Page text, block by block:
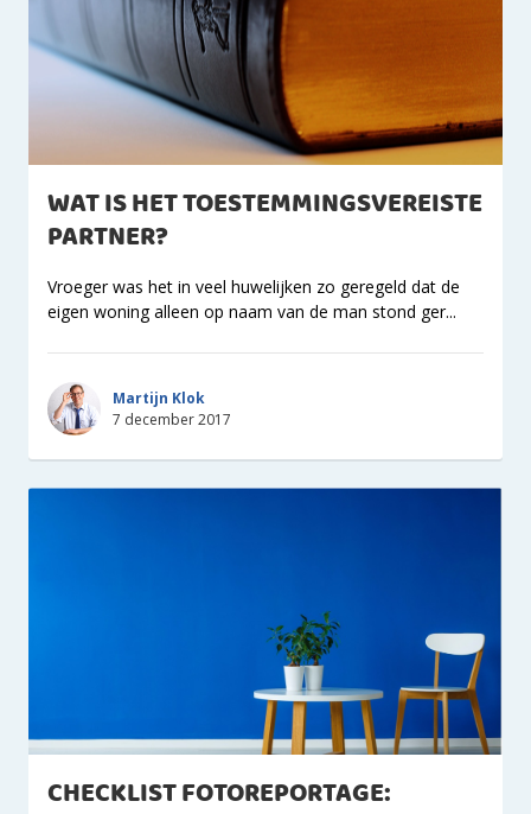
WAT IS HET TOESTEMMINGSVEREISTE
PARTNER?
Vroeger was het in veel huwelijken zo geregeld dat de
eigen woning alleen op naam van de man stond ger...
Martijn Klok
7 december 2017
CHECKLIST FOTOREPORTAGE: